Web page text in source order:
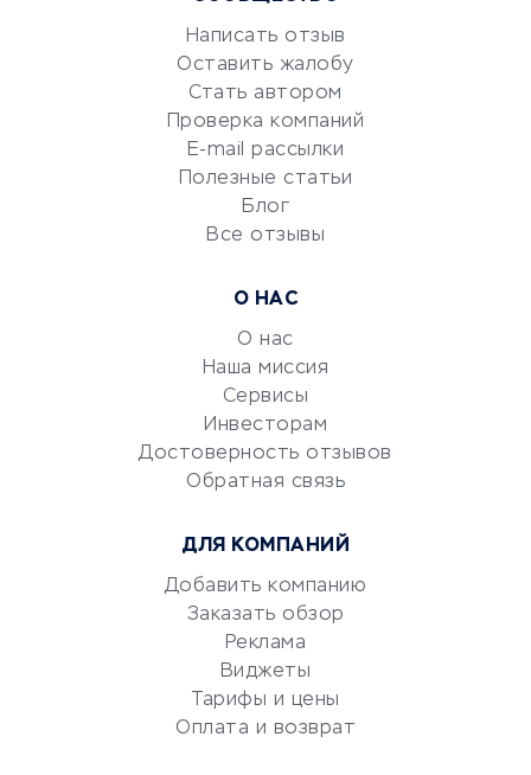
Репетиторство
Красота и здоровье
Сервисы по поиску работы
Сетевой маркетинг
УСЛУГИ ДЛЯ БИЗНЕСА
документооборот
Юридические компании
Аудиторские компании
Бухгалтерия онлайн
Написать отзыв
Оставить жалобу
Стать автором
Проверка компаний
E-mail рассылки
Полезные статьи
Блог
Все отзывы
О НАС
О нас
Наша миссия
Сервисы
Инвесторам
Достоверность отзывов
Обратная связь
ДЛЯ КОМПАНИЙ
Добавить компанию
Заказать обзор
Реклама
Виджеты
Тарифы и цены
Оплата и возврат